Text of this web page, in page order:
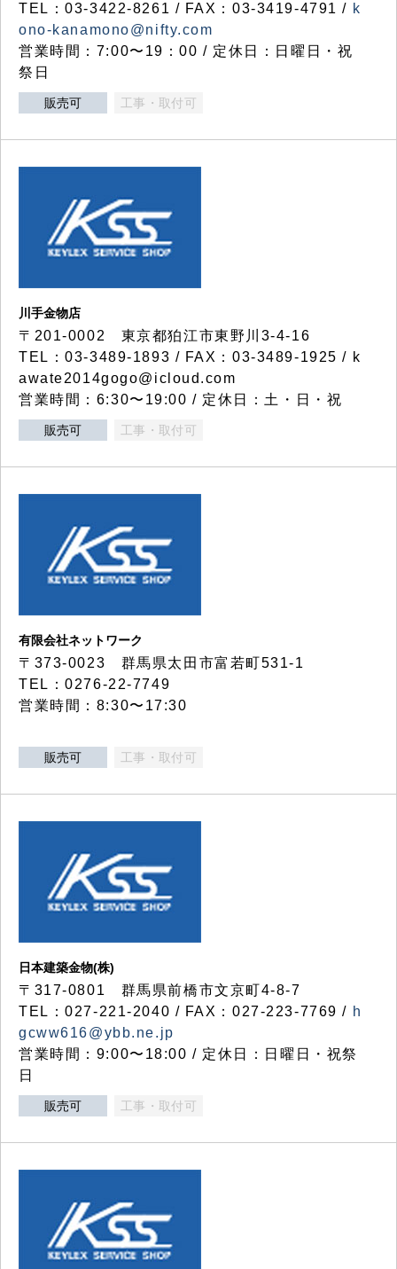
TEL：03-3422-8261 / FAX：03-3419-4791 / k
ono-kanamono@nifty.com
営業時間：7:00〜19：00 / 定休日：日曜日・祝
祭日
販売可 工事・取付可
川手金物店
〒201-0002 東京都狛江市東野川3-4-16
TEL：03-3489-1893 / FAX：03-3489-1925 / k
awate2014gogo@icloud.com
営業時間：6:30〜19:00 / 定休日：土・日・祝
販売可 工事・取付可
有限会社ネットワーク
〒373-0023 群馬県太田市富若町531-1
TEL：0276-22-7749
営業時間：8:30〜17:30
販売可 工事・取付可
日本建築金物(株)
〒317‐0801 群馬県前橋市文京町4-8-7
TEL：027-221-2040 / FAX：027-223-7769 / h
gcww616@ybb.ne.jp
営業時間：9:00〜18:00 / 定休日：日曜日・祝祭
日
販売可 工事・取付可